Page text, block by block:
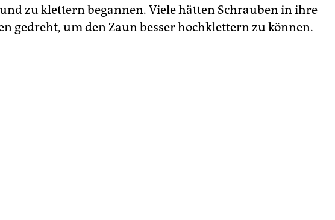
zu klettern begannen. Viele hätten Schrauben in ihre
gedreht, um den Zaun besser hochklettern zu können.